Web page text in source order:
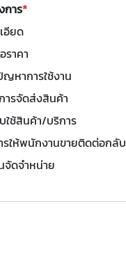
าร
อียด
ราคา
หาการใช้งาน
ารจัดส่งสินค้า
ใช้สินค้า/บริการ
รให้พนักงานขายติดต่อกลับ
จัดจำหน่าย